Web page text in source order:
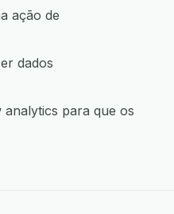
ação de
dados
para que os